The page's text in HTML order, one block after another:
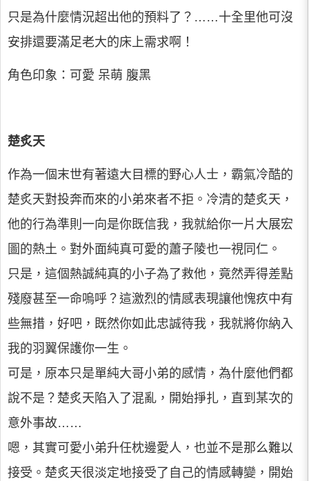
只是為什麼情況超出他的預料了？……十全里他可沒
安排還要滿足老大的床上需求啊！
角色印象：可愛 呆萌 腹黑
楚炙天
作為一個末世有著遠大目標的野心人士，霸氣冷酷的
楚炙天對投奔而來的小弟來者不拒。冷清的楚炙天，
他的行為準則一向是你既信我，我就給你一片大展宏
圖的熱土。對外面純真可愛的蕭子陵也一視同仁。
只是，這個熱誠純真的小子為了救他，竟然弄得差點
殘廢甚至一命嗚呼？這激烈的情感表現讓他愧疚中有
些無措，好吧，既然你如此忠誠待我，我就將你納入
我的羽翼保護你一生。
可是，原本只是單純大哥小弟的感情，為什麼他們都
說不是？楚炙天陷入了混亂，開始掙扎，直到某次的
意外事故……
嗯，其實可愛小弟升任枕邊愛人，也並不是那么難以
接受。楚炙天很淡定地接受了自己的情感轉變，開始